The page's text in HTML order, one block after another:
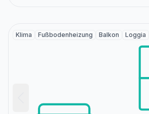
Klima Fußbodenheizung Balkon Loggia